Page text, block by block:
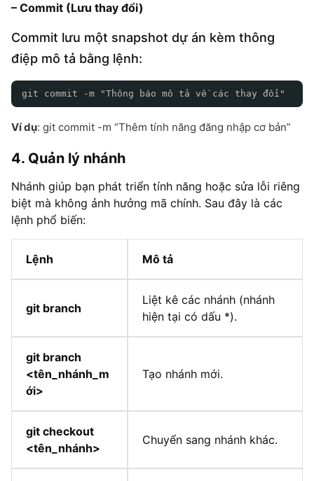
– Commit (Lưu thay đổi)
Commit lưu một snapshot dự án kèm thông
điệp mô tả bằng lệnh:
git commit -m "Thông báo mô tả về các thay đổi"
Ví dụ: git commit -m “Thêm tính năng đăng nhập cơ bản”
4. Quản lý nhánh
Nhánh giúp bạn phát triển tính năng hoặc sửa lỗi riêng
biệt mà không ảnh hưởng mã chính. Sau đây là các
lệnh phổ biến:
Lệnh Mô tả
git branch
Liệt kê các nhánh (nhánh
hiện tại có dấu *).
git branch
<tên_nhánh_m
ới>
Tạo nhánh mới.
git checkout
<tên_nhánh>
Chuyển sang nhánh khác.